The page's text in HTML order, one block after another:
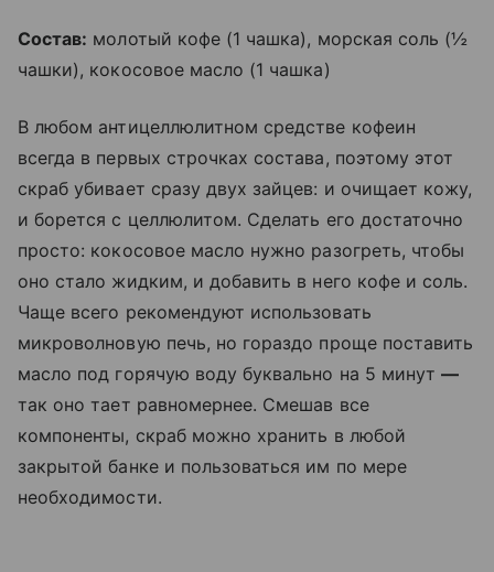
Состав: молотый кофе (1 чашка), морская соль (½
чашки), кокосовое масло (1 чашка)
В любом антицеллюлитном средстве кофеин
всегда в первых строчках состава, поэтому этот
скраб убивает сразу двух зайцев: и очищает кожу,
и борется с целлюлитом. Сделать его достаточно
просто: кокосовое масло нужно разогреть, чтобы
оно стало жидким, и добавить в него кофе и соль.
Чаще всего рекомендуют использовать
микроволновую печь, но гораздо проще поставить
масло под горячую воду буквально на 5 минут—
так оно тает равномернее. Смешав все
компоненты, скраб можно хранить в любой
закрытой банке и пользоваться им по мере
необходимости.